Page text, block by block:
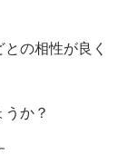
の相性が良く
か？